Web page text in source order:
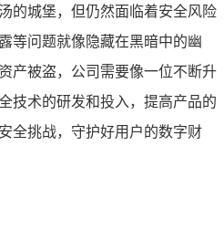
的城堡，但仍然面临着安全风险
等问题就像隐藏在黑暗中的幽
产被盗，公司需要像一位不断升
技术的研发和投入，提高产品的
全挑战，守护好用户的数字财